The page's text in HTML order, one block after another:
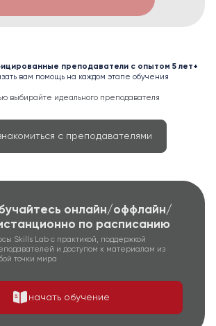
преподаватели с опытом 5 лет+
вам помощь на каждом этапе обучения
выбирайте идеального преподавателя
с преподавателями
онлайн/оффлайн/
по расписанию
Skills Lab с практикой, поддержкой
и доступом к материалам из
точки мира
начать обучение